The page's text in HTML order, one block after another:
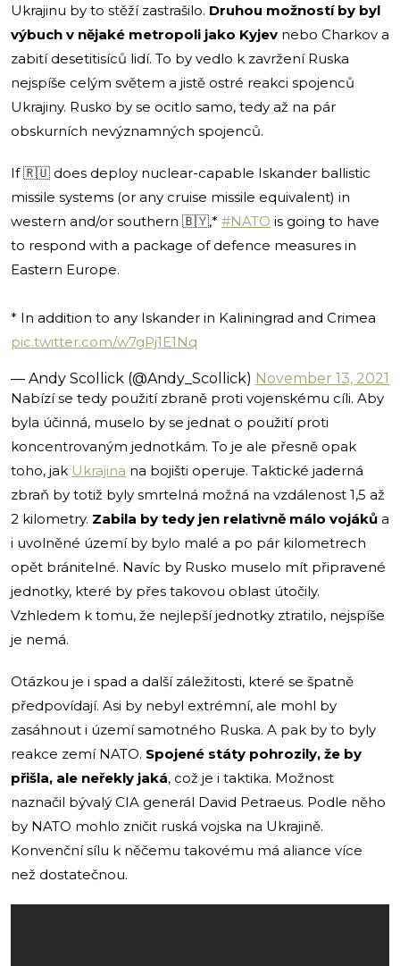
Ukrajinu by to stěží zastrašilo. Druhou možností by byl
výbuch v nějaké metropoli jako Kyjev nebo Charkov a
zabití desetitisíců lidí. To by vedlo k zavržení Ruska
nejspíše celým světem a jistě ostré reakci spojenců
Ukrajiny. Rusko by se ocitlo samo, tedy až na pár
obskurních nevýznamných spojenců.
If 🇷🇺 does deploy nuclear-capable Iskander ballistic
missile systems (or any cruise missile equivalent) in
western and/or southern 🇧🇾,* #NATO is going to have
to respond with a package of defence measures in
Eastern Europe.
* In addition to any Iskander in Kaliningrad and Crimea
pic.twitter.com/w7gPj1E1Nq
— Andy Scollick (@Andy_Scollick) November 13, 2021
Nabízí se tedy použití zbraně proti vojenskému cíli. Aby
byla účinná, muselo by se jednat o použití proti
koncentrovaným jednotkám. To je ale přesně opak
toho, jak Ukrajina na bojišti operuje. Taktické jaderná
zbraň by totiž byly smrtelná možná na vzdálenost 1,5 až
2 kilometry. Zabila by tedy jen relativně málo vojáků a
i uvolněné území by bylo malé a po pár kilometrech
opět bránitelné. Navíc by Rusko muselo mít připravené
jednotky, které by přes takovou oblast útočily.
Vzhledem k tomu, že nejlepší jednotky ztratilo, nejspíše
je nemá.
Otázkou je i spad a další záležitosti, které se špatně
předpovídají. Asi by nebyl extrémní, ale mohl by
zasáhnout i území samotného Ruska. A pak by to byly
reakce zemí NATO. Spojené státy pohrozily, že by
přišla, ale neřekly jaká, což je i taktika. Možnost
naznačil bývalý CIA generál David Petraeus. Podle něho
by NATO mohlo zničit ruská vojska na Ukrajině.
Konvenční sílu k něčemu takovému má aliance více
než dostatečnou.